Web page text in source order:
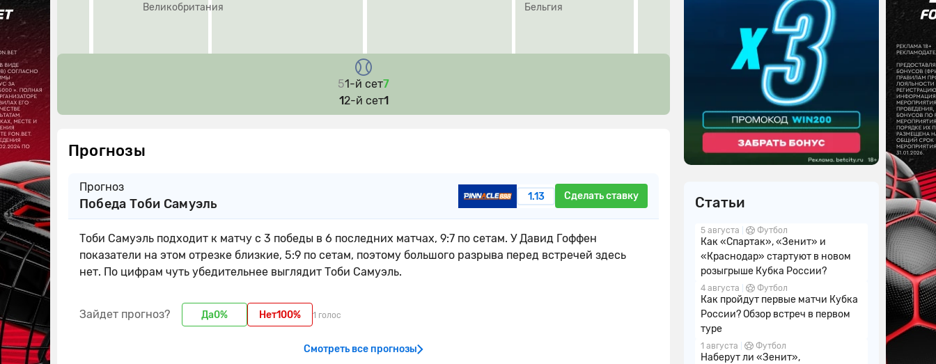
Великобритания Бельгия
51-й сет7
12-й сет1
Прогнозы
Прогноз
Победа Тоби Самуэль 1.13 Сделать ставку
Тоби Самуэль подходит к матчу с 3 победы в 6 последних матчах, 9:7 по сетам. У Давид Гоффен
показатели на этом отрезке близкие, 5:9 по сетам, поэтому большого разрыва перед встречей здесь
нет. По цифрам чуть убедительнее выглядит Тоби Самуэль.
Зайдет прогноз? Да0% Нет100% 1 голос
Смотреть все прогнозы
Статьи
5 августа Футбол
Как «Спартак», «Зенит» и
«Краснодар» стартуют в новом
розыгрыше Кубка России?
4 августа Футбол
Как пройдут первые матчи Кубка
России? Обзор встреч в первом
туре
1 августа Футбол
Наберут ли «Зенит»,